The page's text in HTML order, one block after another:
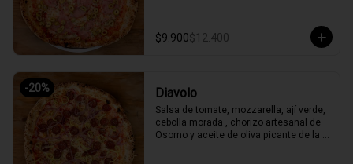
$9.900$12.400
-20% Diavolo
Salsa de tomate, mozzarella, ají verde,
cebolla morada , chorizo artesanal de
Osorno y aceite de oliva picante de la